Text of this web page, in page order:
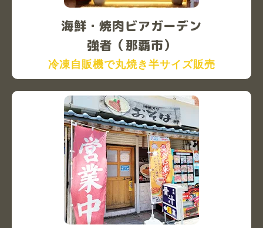
海鮮・焼肉ビアガーデン
強者（那覇市）
冷凍自販機で丸焼き半サイズ販売